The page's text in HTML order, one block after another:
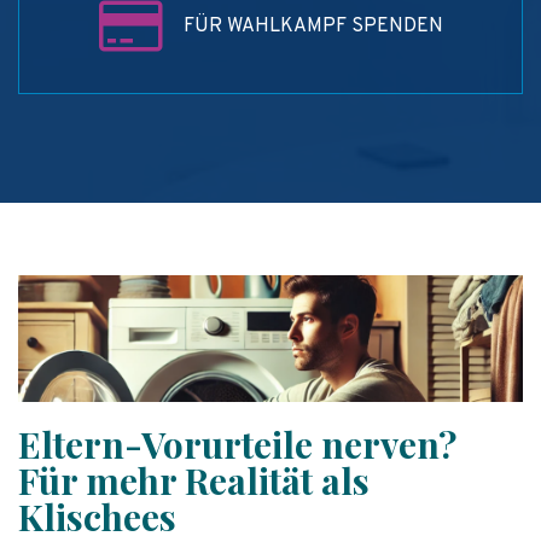
FÜR WAHLKAMPF SPENDEN
Eltern-Vorurteile nerven?
Für mehr Realität als
Klischees